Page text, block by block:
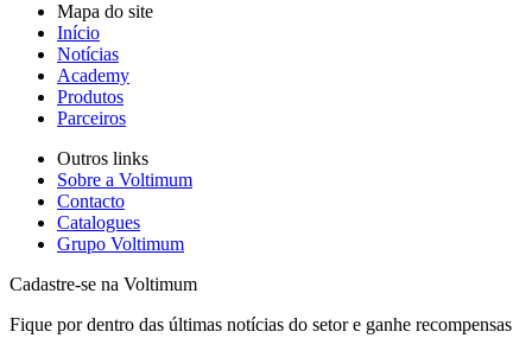
Mapa do site
Início
Notícias
Academy
Produtos
Parceiros
Outros links
Sobre a Voltimum
Contacto
Catalogues
Grupo Voltimum
Cadastre-se na Voltimum
Fique por dentro das últimas notícias do setor e ganhe recompensas